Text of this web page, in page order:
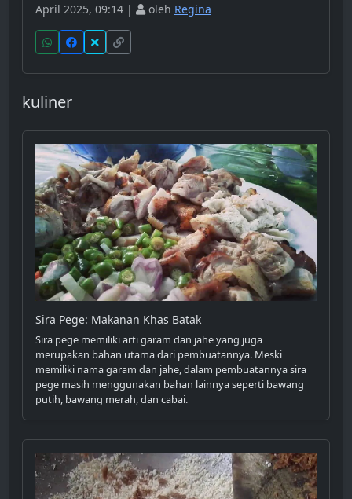
April 2025, 09:14 |
oleh Regina
kuliner
Sira Pege: Makanan Khas Batak
Sira pege memiliki arti garam dan jahe yang juga
merupakan bahan utama dari pembuatannya. Meski
memiliki nama garam dan jahe, dalam pembuatannya sira
pege masih menggunakan bahan lainnya seperti bawang
putih, bawang merah, dan cabai.